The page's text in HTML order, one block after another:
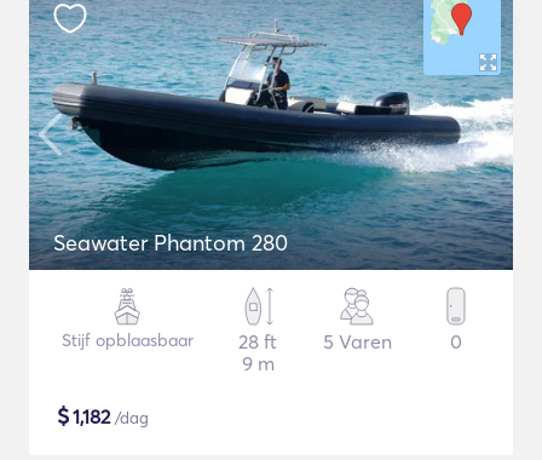
Seawater Phantom 280
Stijf opblaasbaar
28 ft
9 m
5 Varen 0
$1,182/dag